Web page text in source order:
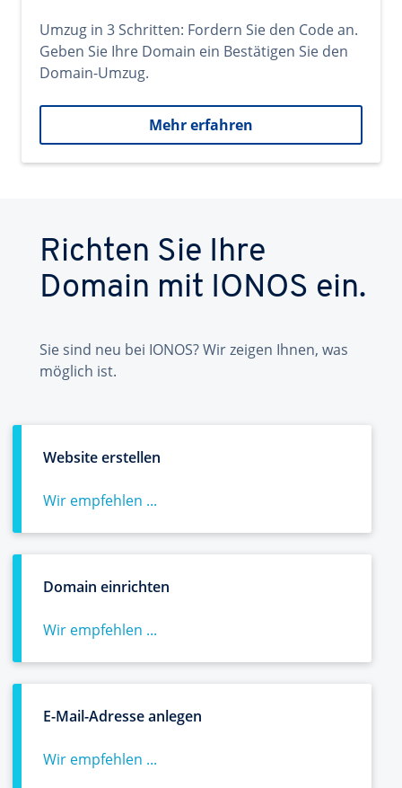
Umzug in 3 Schritten: Fordern Sie den Code an.
Geben Sie Ihre Domain ein Bestätigen Sie den
Domain-Umzug.
Mehr erfahren
Richten Sie Ihre
Domain mit IONOS ein.
Sie sind neu bei IONOS? Wir zeigen Ihnen, was
möglich ist.
Website erstellen
Wir empfehlen ...
Domain einrichten
Wir empfehlen ...
E-Mail-Adresse anlegen
Wir empfehlen ...